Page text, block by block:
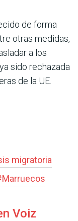
de forma
otras medidas,
a los
sido rechazada
de la UE.
migratoria
Marruecos
Voiz